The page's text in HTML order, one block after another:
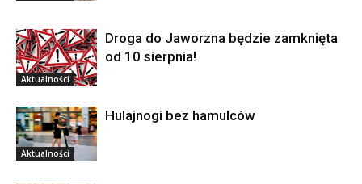
Aktualności
Droga do Jaworzna będzie zamknięta
od 10 sierpnia!
Aktualności
Hulajnogi bez hamulców